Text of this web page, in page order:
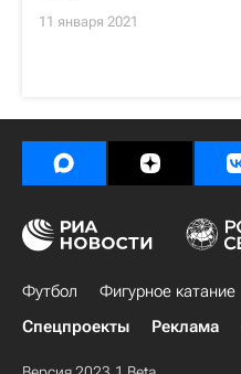
11 января 2021
Футбол Фигурное катание
Спецпроекты
Реклама